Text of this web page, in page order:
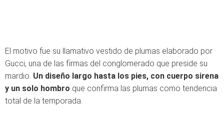
El motivo fue su llamativo vestido de plumas elaborado por
Gucci, una de las firmas del conglomerado que preside su
mardio. Un diseño largo hasta los pies, con cuerpo sirena
y un solo hombro que confirma las plumas como tendencia
total de la temporada.